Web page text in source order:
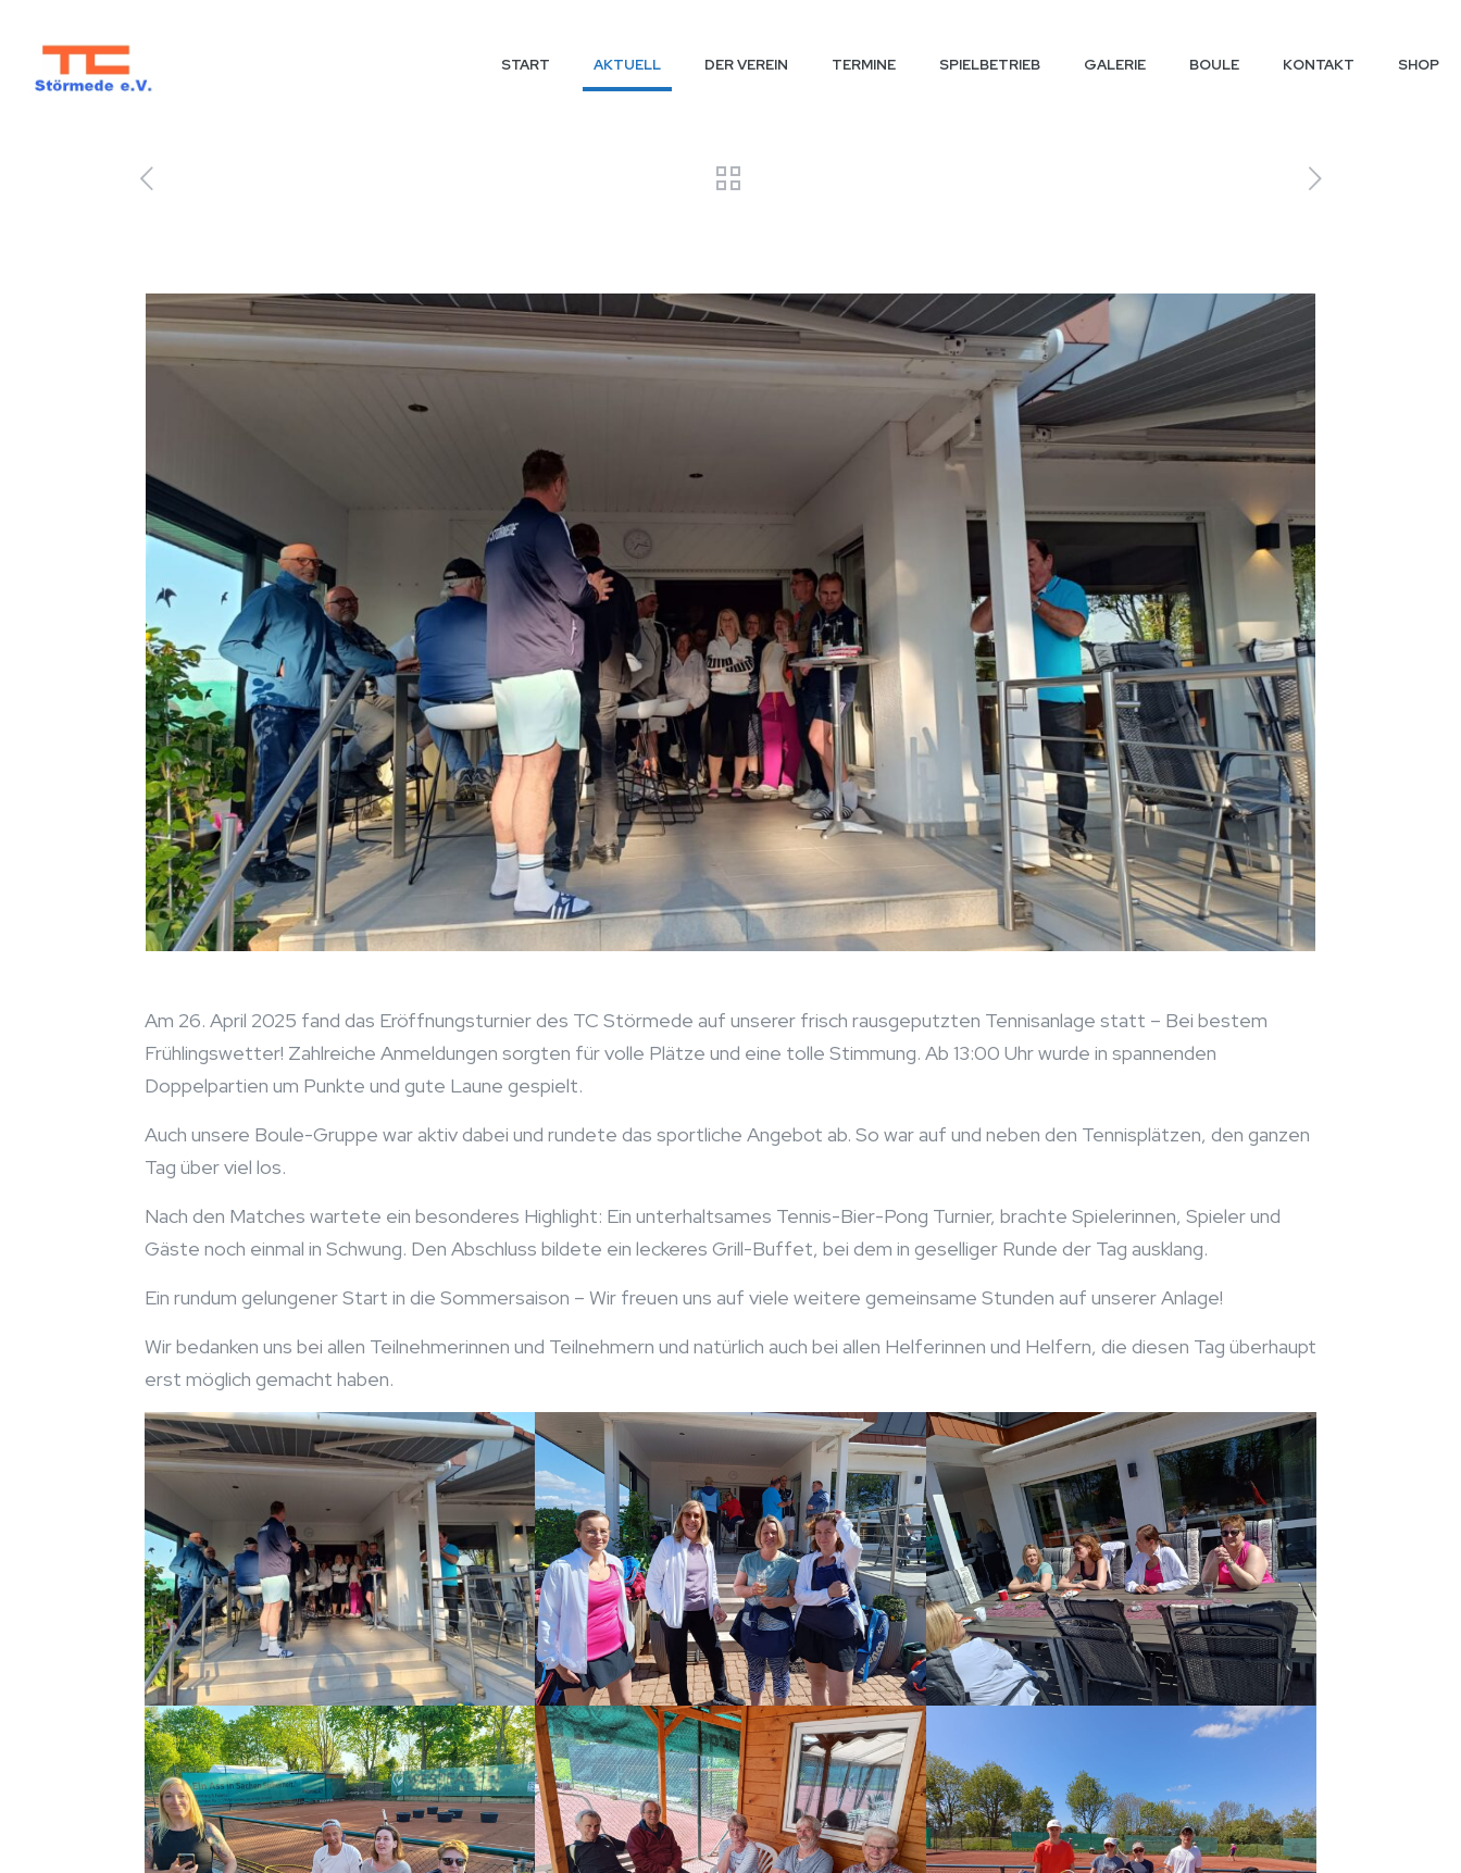
START AKTUELL DER VEREIN TERMINE SPIELBETRIEB GALERIE BOULE KONTAKT SHOP
Am 26. April 2025 fand das Eröffnungsturnier des TC Störmede auf unserer frisch rausgeputzten Tennisanlage statt – Bei bestem
Frühlingswetter! Zahlreiche Anmeldungen sorgten für volle Plätze und eine tolle Stimmung. Ab 13:00 Uhr wurde in spannenden
Doppelpartien um Punkte und gute Laune gespielt.
Auch unsere Boule-Gruppe war aktiv dabei und rundete das sportliche Angebot ab. So war auf und neben den Tennisplätzen, den ganzen
Tag über viel los.
Nach den Matches wartete ein besonderes Highlight: Ein unterhaltsames Tennis-Bier-Pong Turnier, brachte Spielerinnen, Spieler und
Gäste noch einmal in Schwung. Den Abschluss bildete ein leckeres Grill-Buffet, bei dem in geselliger Runde der Tag ausklang.
Ein rundum gelungener Start in die Sommersaison – Wir freuen uns auf viele weitere gemeinsame Stunden auf unserer Anlage!
Wir bedanken uns bei allen Teilnehmerinnen und Teilnehmern und natürlich auch bei allen Helferinnen und Helfern, die diesen Tag überhaupt
erst möglich gemacht haben.